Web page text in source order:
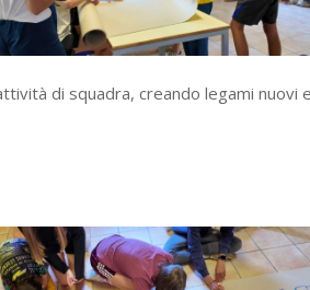
di squadra, creando legami nuovi